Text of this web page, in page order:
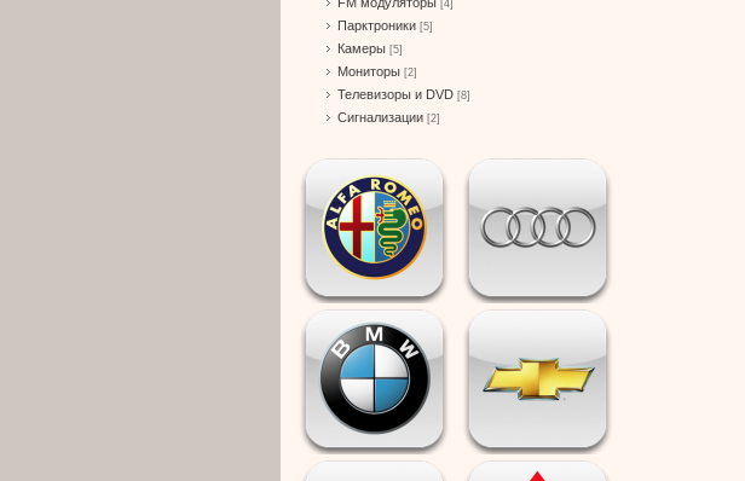
[4]
Парктроники [5]
Камеры [5]
Мониторы [2]
Телевизоры и DVD [8]
Сигнализации [2]